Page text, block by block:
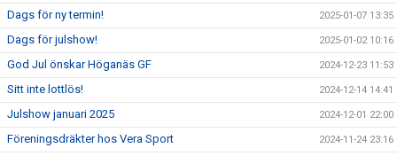
Dags för ny termin! 2025-01-07 13:35
Dags för julshow! 2025-01-02 10:16
God Jul önskar Höganäs GF 2024-12-23 11:53
Sitt inte lottlös! 2024-12-14 14:41
Julshow januari 2025 2024-12-01 22:00
Föreningsdräkter hos Vera Sport 2024-11-24 23:16